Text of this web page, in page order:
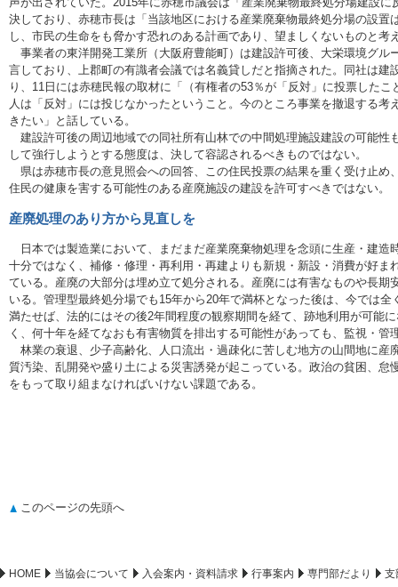
決しており、赤穂市長は「当該地区における産業廃棄物最終処分場の設置
し、市民の生命をも脅かす恐れのある計画であり、望ましくないものと考
事業者の東洋開発工業所（大阪府豊能町）は建設許可後、大栄環境グル
言しており、上郡町の有識者会議では名義貸しだと指摘された。同社は建
り、11日には赤穂民報の取材に「（有権者の53％が「反対」に投票した
人は「反対」には投じなかったということ。今のところ事業を撤退する考
きたい」と話している。
建設許可後の周辺地域での同社所有山林での中間処理施設建設の可能性
して強行しようとする態度は、決して容認されるべきものではない。
県は赤穂市長の意見照会への回答、この住民投票の結果を重く受け止め
住民の健康を害する可能性のある産廃施設の建設を許可すべきではない。
産廃処理のあり方から見直しを
日本では製造業において、まだまだ産業廃棄物処理を念頭に生産・建造
十分ではなく、補修・修理・再利用・再建よりも新規・新設・消費が好ま
ている。産廃の大部分は埋め立て処分される。産廃には有害なものや長期
いる。管理型最終処分場でも15年から20年で満杯となった後は、今では
満たせば、法的にはその後2年間程度の観察期間を経て、跡地利用が可能
く、何十年を経てなおも有害物質を排出する可能性があっても、監視・管
林業の衰退、少子高齢化、人口流出・過疎化に苦しむ地方の山間地に産
質汚染、乱開発や盛り土による災害誘発が起こっている。政治の貧困、怠
をもって取り組まなければいけない課題である。
このページの先頭へ
HOME 当協会について 入会案内・資料請求 行事案内 専門部だより
支